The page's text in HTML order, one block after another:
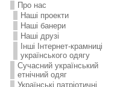
Про нас
Наші проекти
Наші банери
Наші друзі
Інші Інтернет-крамниці
українського одягу
Сучасний український
етнічний одяг
Українські патріотичні